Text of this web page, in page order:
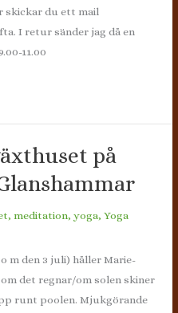
skickar du ett mail
I retur sänder jag då en
11.00
på
, meditation,yoga,Yoga
o m den 3 juli) håller Marie-
det regnar/om solen skiner
runt poolen. Mjukgörande